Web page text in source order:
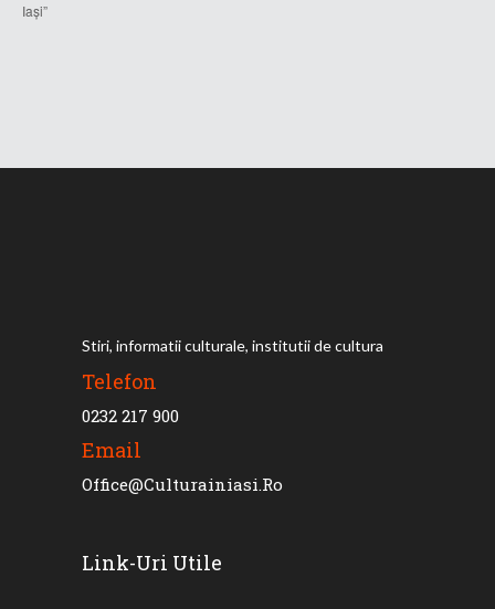
Iași”
Stiri, informatii culturale, institutii de cultura
Telefon
0232 217 900
Email
Office@culturainiasi.ro
Link-Uri Utile